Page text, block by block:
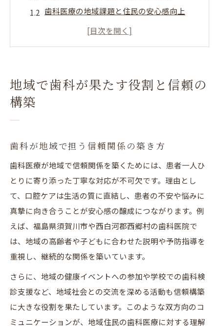
歯科医療の地域課題と住民の安心感向上
地域に根ざす歯科の社会的使命とは何か
歯科が果たす地域包括ケアの重要性を考え
信頼される歯科医療機関の特徴と地域貢献
子どものむし歯対策から見る地域貢献とは
地域歯科が支える子どもたちの健やかな成
むし歯対策で広がる歯科と地域の連携事例
歯科が取り組む子ども向け健康啓発の工夫
地域貢献に活かす歯科の教育プログラム
歯科医師会体制にみる住民への安心提供力
歯科医師会の体制と住民への信頼構築の鍵
役員構成から見る歯科医師会の対応力とは
歯科医師会が強化する地域連携の仕組み
住民を支える歯科医師会の相談窓口の役割
歯科医師会体制の透明性が生む安心感
地域で歯科が果たす役割と信頼の
構築
歯科が地域で担う信頼関係の築き方
歯科医療が地域で信頼関係を築くためには、患者一人ひ
とりに寄り添った丁寧な対応が不可欠です。理由とし
て、口腔ケアは生活の質に直結し、患者の不安や悩みに
真摯に向き合うことが安心感の醸成につながります。例
えば、福島県須賀川市や西白河郡西郷村の歯科医院で
は、地域の高齢者や子どもに合わせた説明や予防指導を
重視し、継続的な関係を築いています。
さらに、地域の健康イベントへの参加や学校での歯科検
診支援など、地域社会との交流を深める活動も信頼構築
に大きな役割を果たしています。このような双方向のコ
ミュニケーションが、地域住民の歯科医療に対する理解